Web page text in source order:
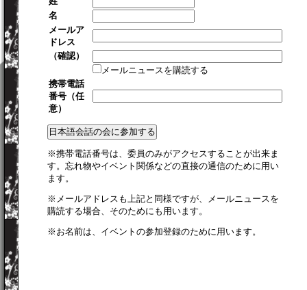
名
メールア
ドレス
（確認）
メールニュースを購読する
携帯電話
番号（任
意）
※携帯電話番号は、委員のみがアクセスすることが出来ま
す。忘れ物やイベント関係などの直接の通信のために用い
ます。
※メールアドレスも上記と同様ですが、メールニュースを
購読する場合、そのためにも用います。
※お名前は、イベントの参加登録のために用います。